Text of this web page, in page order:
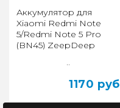
Аккумулятор для
Xiaomi Redmi Note
5/Redmi Note 5 Pro
(BN45) ZeepDeep
..
1170 руб